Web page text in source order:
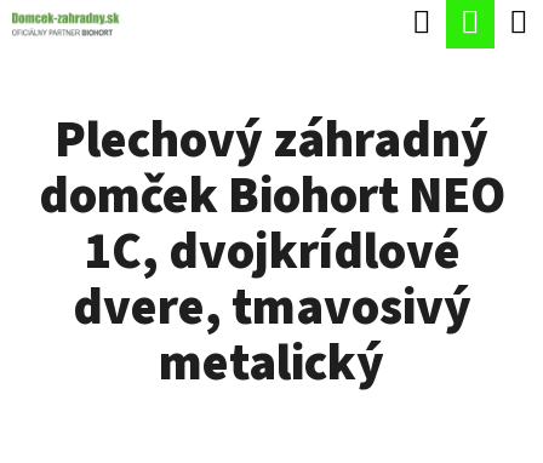
Prejsť
Hľadať
Plechový záhradný
domček Biohort NEO
1C, dvojkrídlové
dvere, tmavosivý
metalický
K